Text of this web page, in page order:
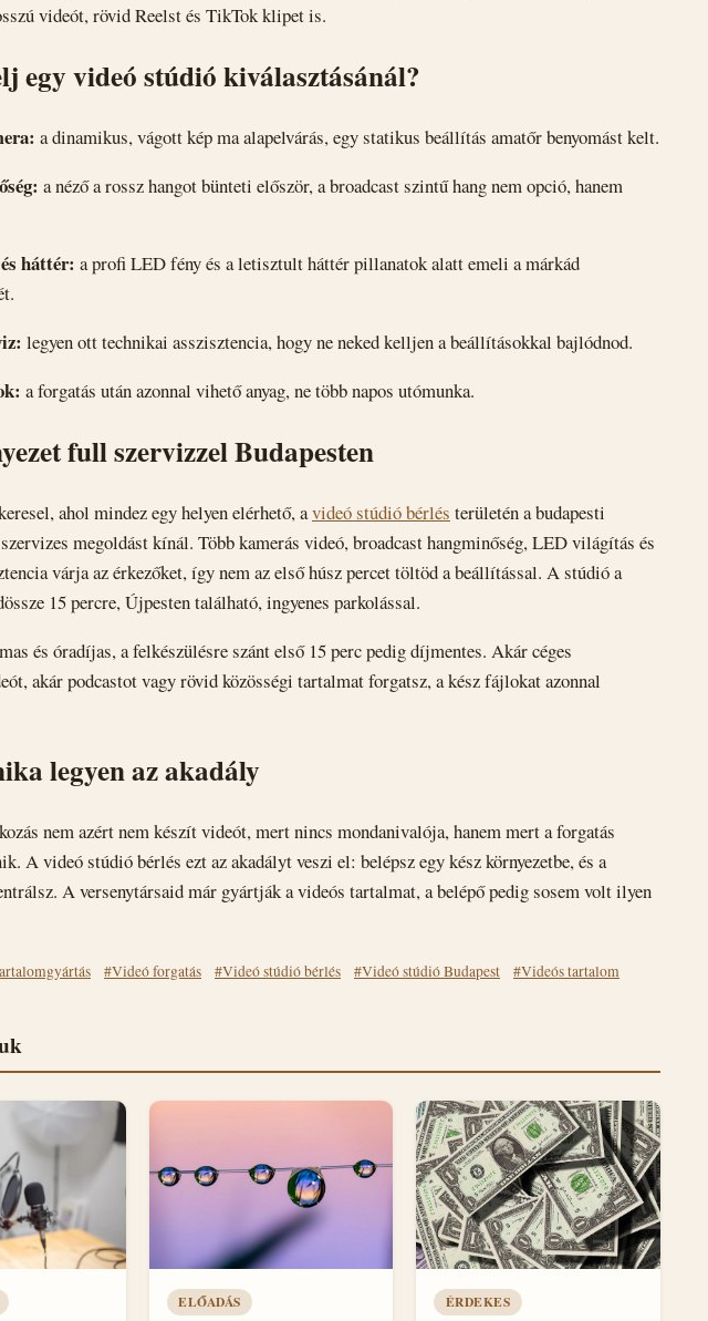
videót, rövid Reelst és TikTok klipet is.
egy videó stúdió kiválasztásánál?
a dinamikus, vágott kép ma alapelvárás, egy statikus beállítás amatőr benyomást kelt.
a néző a rossz hangot bünteti először, a broadcast szintű hang nem opció, hanem
háttér: a profi LED fény és a letisztult háttér pillanatok alatt emeli a márkád
legyen ott technikai asszisztencia, hogy ne neked kelljen a beállításokkal bajlódnod.
a forgatás után azonnal vihető anyag, ne több napos utómunka.
full szervizzel Budapesten
ahol mindez egy helyen elérhető, avideó stúdió bérlés területén a budapesti
megoldást kínál. Több kamerás videó, broadcast hangminőség, LED világítás és
várja az érkezőket, így nem az első húsz percet töltöd a beállítással. A stúdió a
15 percre, Újpesten található, ingyenes parkolással.
és óradíjas, a felkészülésre szánt első 15 perc pedig díjmentes. Akár céges
akár podcastot vagy rövid közösségi tartalmat forgatsz, a kész fájlokat azonnal
legyen az akadály
nem azért nem készít videót, mert nincs mondanivalója, hanem mert a forgatás
A videó stúdió bérlés ezt az akadályt veszi el: belépsz egy kész környezetbe, és a
A versenytársaid már gyártják a videós tartalmat, a belépő pedig sosem volt ilyen
#Videó forgatás #Videó stúdió bérlés #Videó stúdió Budapest #Videós tartalom
ELŐADÁS ÉRDEKES